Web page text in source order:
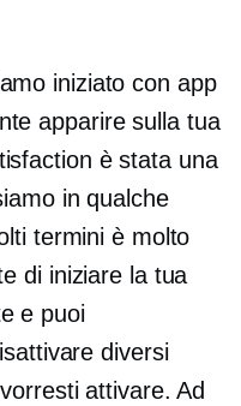
iniziato con app
apparire sulla tua
è stata una
in qualche
termini è molto
di iniziare la tua
e puoi
diversi
attivare. Ad